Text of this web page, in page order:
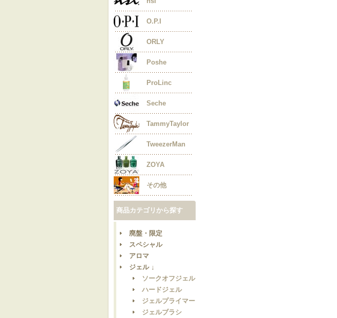
O.P.I
ORLY
Poshe
ProLinc
Seche
TammyTaylor
TweezerMan
ZOYA
その他
商品カテゴリから探す
廃盤・限定
スペシャル
アロマ
ジェル ↓
ソークオフジェル
ハードジェル
ジェルプライマー
ジェルブラシ